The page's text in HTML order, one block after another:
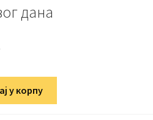
дана
у корпу